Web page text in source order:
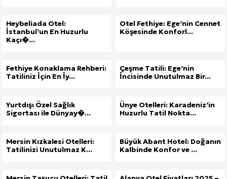
Heybeliada Otel:
İstanbul’un En Huzurlu
Kaçı�...
Otel Fethiye: Ege’nin Cennet
Köşesinde Konforl...
Fethiye Konaklama Rehberi:
Tatiliniz İçin En İy...
Çeşme Tatili: Ege’nin
İncisinde Unutulmaz Bir...
Yurtdışı Özel Sağlık
Sigortası ile Dünyay�...
Ünye Otelleri: Karadeniz’in
Huzurlu Tatil Nokta...
Mersin Kızkalesi Otelleri:
Tatilinizi Unutulmaz K...
Büyük Abant Hotel: Doğanın
Kalbinde Konfor ve ...